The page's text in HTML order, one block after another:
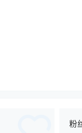
粉